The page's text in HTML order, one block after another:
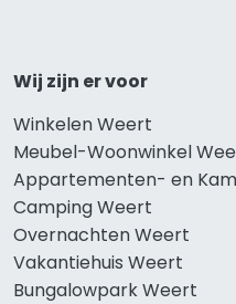
Wij zijn er voor
Winkelen Weert
Meubel-Woonwinkel
Appartementen- en
Camping Weert
Overnachten Weert
Vakantiehuis Weert
Bungalowpark Weert